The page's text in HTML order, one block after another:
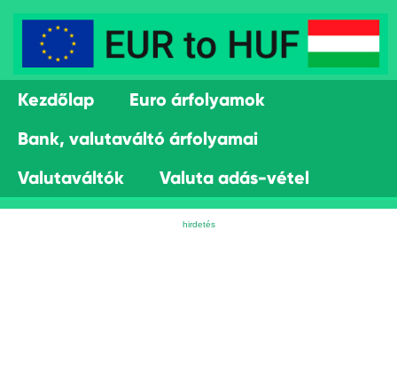
Kezdőlap
Euro árfolyamok
Bank, valutaváltó árfolyamai
Valutaváltók
Valuta adás-vétel